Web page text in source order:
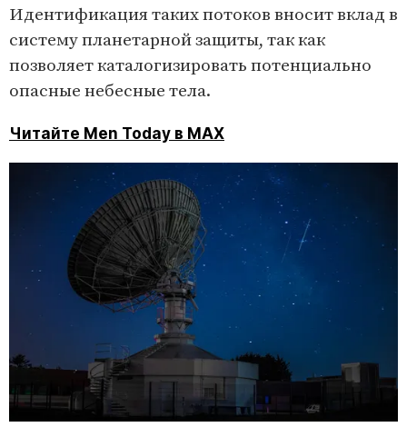
Идентификация таких потоков вносит вклад в
систему планетарной защиты, так как
позволяет каталогизировать потенциально
опасные небесные тела.
Читайте Men Today в MAX